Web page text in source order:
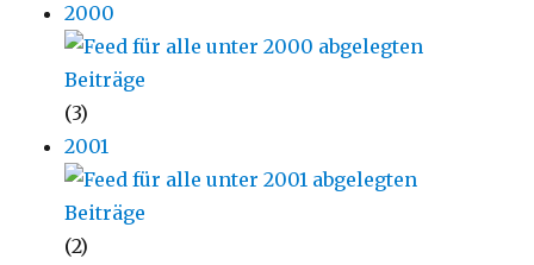
2000
(3)
2001
(2)